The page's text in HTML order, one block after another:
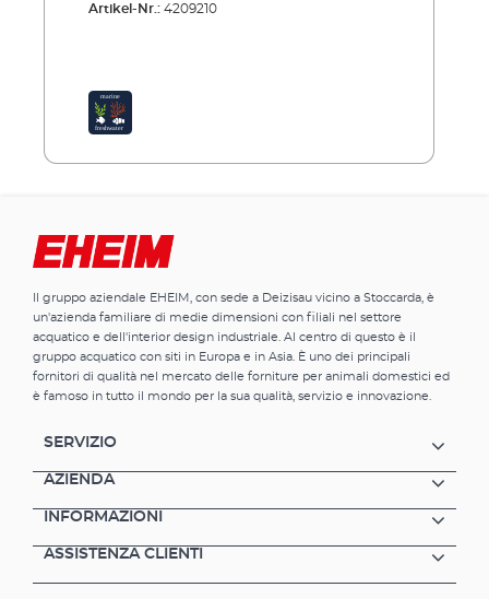
Artikel-Nr.: 4209210
Il gruppo aziendale EHEIM, con sede a Deizisau vicino a Stoccarda, è
un'azienda familiare di medie dimensioni con filiali nel settore
acquatico e dell'interior design industriale. Al centro di questo è il
gruppo acquatico con siti in Europa e in Asia. È uno dei principali
fornitori di qualità nel mercato delle forniture per animali domestici ed
è famoso in tutto il mondo per la sua qualità, servizio e innovazione.
SERVIZIO
AZIENDA
INFORMAZIONI
ASSISTENZA CLIENTI